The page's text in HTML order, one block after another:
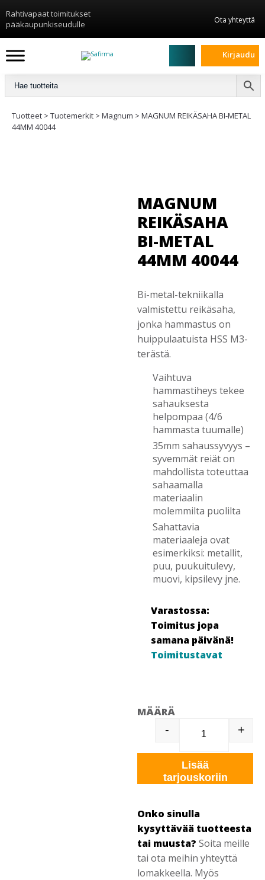
Rahtivapaat toimitukset
pääkaupunkiseudulle
Ota yhteyttä
Kirjaudu
Tuotteet > Tuotemerkit > Magnum > MAGNUM REIKÄSAHA BI-METAL
44MM 40044
MAGNUM
REIKÄSAHA
BI-METAL
44MM 40044
Bi-metal-tekniikalla
valmistettu reikäsaha,
jonka hammastus on
huippulaatuista HSS M3-
terästä.
Vaihtuva
hammastiheys tekee
sahauksesta
helpompaa (4/6
hammasta tuumalle)
35mm sahaussyvyys –
syvemmät reiät on
mahdollista toteuttaa
sahaamalla
materiaalin
molemmilta puolilta
Sahattavia
materiaaleja ovat
esimerkiksi: metallit,
puu, puukuitulevy,
muovi, kipsilevy jne.
Varastossa:
Toimitus jopa
samana päivänä!
Toimitustavat
MÄÄRÄ
MAGNUM
- +
Lisää
tarjouskoriin
Onko sinulla
kysyttävää tuotteesta
tai muusta? Soita meille
tai ota meihin yhteyttä
lomakkeella. Myös